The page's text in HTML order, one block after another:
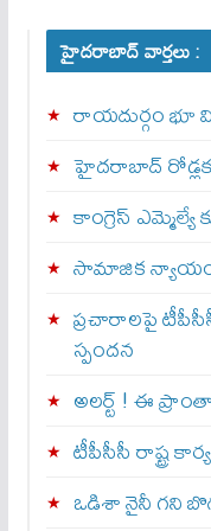
హైదరాబాద్ వార్తలు :
రాయదుర్గం
హైదరాబాద్
కాంగ్రెస్
సామాజిక
ప్రచారాలపై
స్పందన
అల‌ర్ట్ ! ఈ
టీపీసీసీ రాష్ట్ర
ఒడిశా నైనీ గని